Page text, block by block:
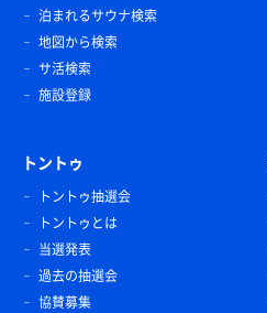
泊まれるサウナ検索
地図から検索
サ活検索
施設登録
トントゥ
トントゥ抽選会
トントゥとは
当選発表
過去の抽選会
協賛募集